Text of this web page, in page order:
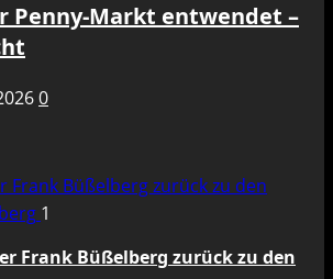
Penny-Markt entwendet –
0
Büßelberg zurück zu den
1
Frank Büßelberg zurück zu den